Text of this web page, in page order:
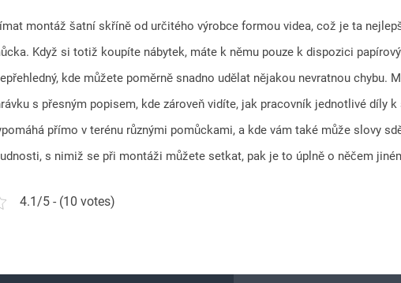
montáž šatní skříně od určitého výrobce formou videa, což je ta
Když si totiž koupíte nábytek, máte k němu pouze k dispozici papírový
kde můžete poměrně snadno udělat nějakou nevratnou chybu.
s přesným popisem, kde zároveň vidíte, jak pracovník jednotlivé díly k
přímo v terénu různými pomůckami, a kde vám také může slovy
s nimiž se při montáži můžete setkat, pak je to úplně o něčem
4.1/5 - (10 votes)